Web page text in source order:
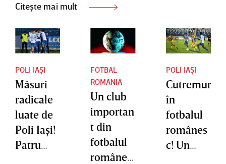
Citește mai mult
POLI IAȘI
Măsuri
radicale
luate de
Poli Iaşi!
Patru
FOTBAL
ROMANIA
Un club
importan
t din
fotbalul
românes
POLI IAȘI
Cutremur
în
fotbalul
românes
c! Un